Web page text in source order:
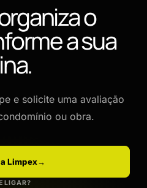
o
a sua
e solicite uma avaliação
ou obra.
Limpex→
LIGAR?